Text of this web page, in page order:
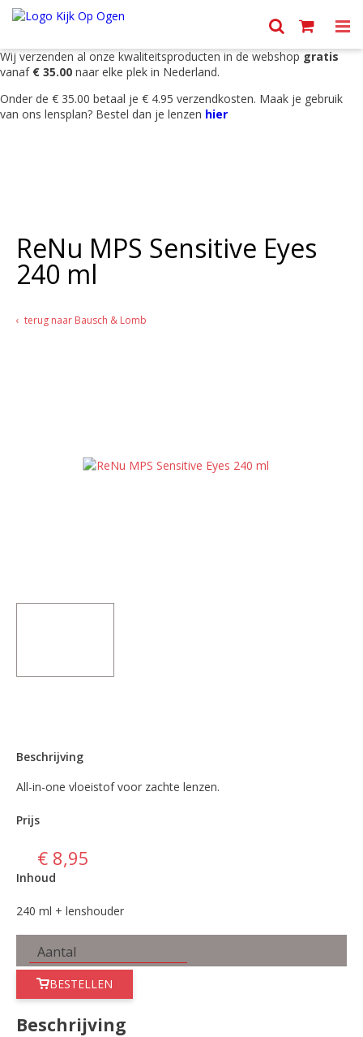
Wij verzenden al onze kwaliteitsproducten in de webshop gratis
vanaf € 35.00 naar elke plek in Nederland.
Onder de € 35.00 betaal je € 4.95 verzendkosten. Maak je gebruik
van ons lensplan? Bestel dan je lenzen hier
ReNu MPS Sensitive Eyes
240 ml
terug naar Bausch & Lomb
Beschrijving
All-in-one vloeistof voor zachte lenzen.
Prijs
€ 8,95
Inhoud
240 ml + lenshouder
BESTELLEN
Beschrijving